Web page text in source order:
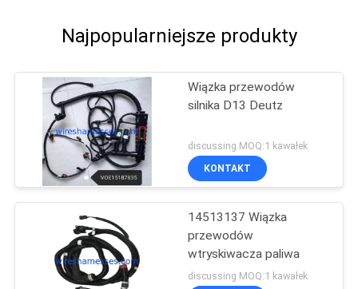
Najpopularniejsze produkty
Wiązka przewodów
silnika D13 Deutz
discussing MOQ:1 kawałek
KONTAKT
14513137 Wiązka
przewodów
wtryskiwacza paliwa
discussing MOQ:1 kawałek